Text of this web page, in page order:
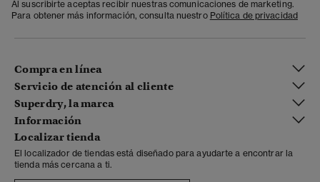
Al suscribirte aceptas recibir nuestras comunicaciones de marketing.
Para obtener más información, consulta nuestro Política de privacidad
Compra en línea
Servicio de atención al cliente
Superdry, la marca
Información
Localizar tienda
El localizador de tiendas está diseñado para ayudarte a encontrar la
tienda más cercana a ti.